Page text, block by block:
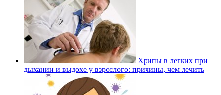
Хрипы в легких при
дыхании и выдохе у взрослого: причины, чем лечить